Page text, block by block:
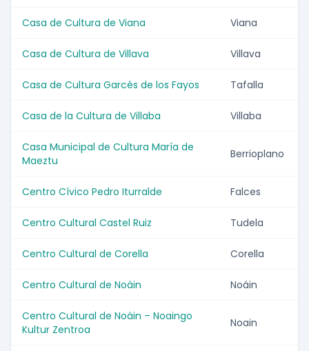
Casa de Cultura de Viana Viana
Casa de Cultura de Villava Villava
Casa de Cultura Garcés de los Fayos Tafalla
Casa de la Cultura de Villaba Villaba
Casa Municipal de Cultura María de
Maeztu
Berrioplano
Centro Cívico Pedro Iturralde Falces
Centro Cultural Castel Ruiz Tudela
Centro Cultural de Corella Corella
Centro Cultural de Noáin Noáin
Centro Cultural de Noáin – Noaingo
Kultur Zentroa
Noain